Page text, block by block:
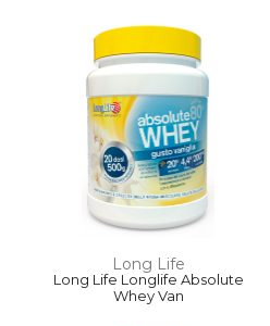
Long Life
Long Life Longlife Absolute
Whey Van